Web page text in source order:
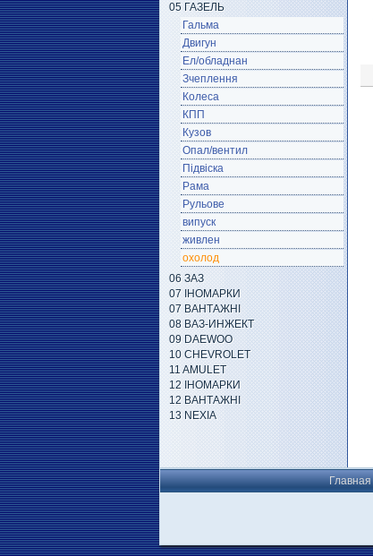
05 ГАЗЕЛЬ
Гальма
Двигун
Ел/обладнан
Зчеплення
Колеса
КПП
Кузов
Опал/вентил
Підвіска
Рама
Рульове
випуск
живлен
охолод
06 ЗАЗ
07 ІНОМАРКИ
07 ВАНТАЖНІ
08 ВАЗ-ИНЖЕКТ
09 DAEWOO
10 CHEVROLET
11 AMULET
12 ІНОМАРКИ
12 ВАНТАЖНІ
13 NEXIA
Главная